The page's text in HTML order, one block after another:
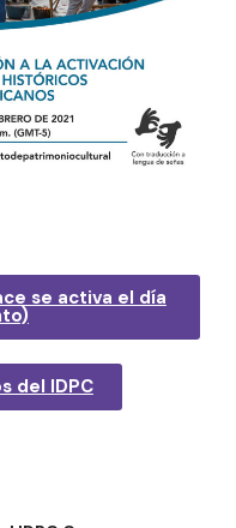
se activa el día
del IDPC